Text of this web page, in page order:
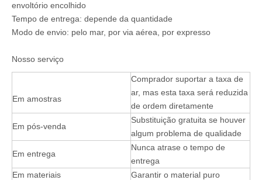
envoltório encolhido
Tempo de entrega: depende da quantidade
Modo de envio: pelo mar, por via aérea, por expresso
Nosso serviço
Em amostras
Comprador suportar a taxa de
ar, mas esta taxa será reduzida
de ordem diretamente
Em pós-venda
Substituição gratuita se houver
algum problema de qualidade
Em entrega
Nunca atrase o tempo de
entrega
Em materiais
Garantir o material puro